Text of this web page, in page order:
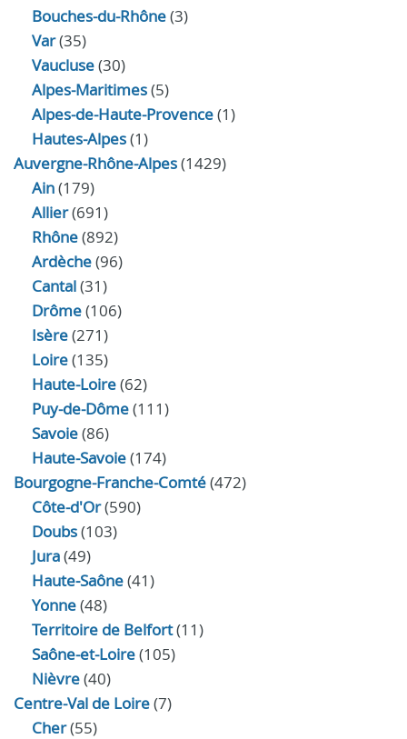
Bouches-du-Rhône(3)
Var(35)
Vaucluse(30)
Alpes-Maritimes(5)
Alpes-de-Haute-Provence(1)
Hautes-Alpes(1)
Auvergne-Rhône-Alpes(1429)
Ain(179)
Allier(691)
Rhône(892)
Ardèche(96)
Cantal(31)
Drôme(106)
Isère(271)
Loire(135)
Haute-Loire(62)
Puy-de-Dôme(111)
Savoie(86)
Haute-Savoie(174)
Bourgogne-Franche-Comté(472)
Côte-d'Or(590)
Doubs(103)
Jura(49)
Haute‑Saône(41)
Yonne(48)
Territoire de Belfort(11)
Saône-et-Loire(105)
Nièvre(40)
Centre-Val de Loire(7)
Cher(55)